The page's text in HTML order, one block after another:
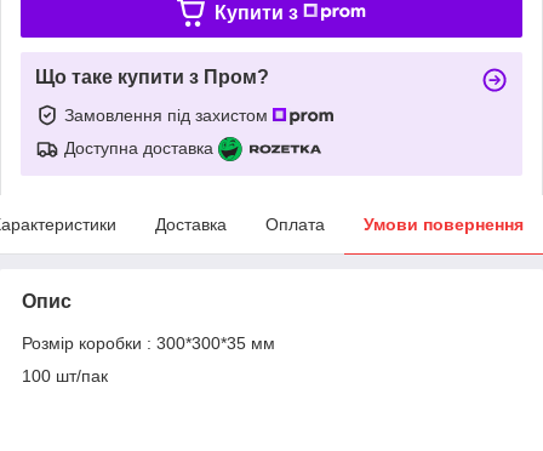
Купити з
Що таке купити з Пром?
Замовлення під захистом
Доступна доставка
Доставка Оплата Умови повернення
Опис
Розмір коробки : 300*300*35 мм
100 шт/пак